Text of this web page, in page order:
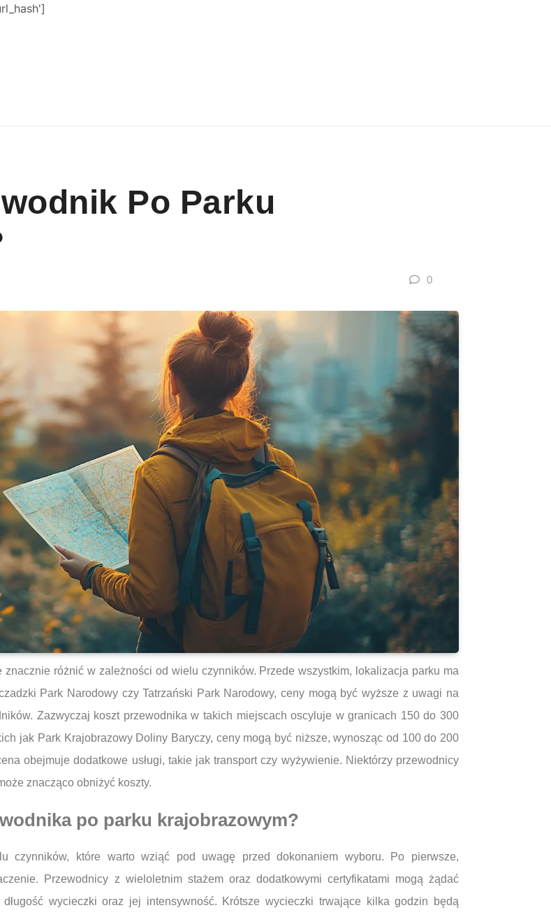
Po Parku
0
różnić w zależności od wielu czynników. Przede wszystkim, lokalizacja parku ma
Park Narodowy czy Tatrzański Park Narodowy, ceny mogą być wyższe z uwagi na
Zazwyczaj koszt przewodnika w takich miejscach oscyluje w granicach 150 do 300
jak Park Krajobrazowy Doliny Baryczy, ceny mogą być niższe, wynosząc od 100 do 200
obejmuje dodatkowe usługi, takie jak transport czy wyżywienie. Niektórzy przewodnicy
znacząco obniżyć koszty.
po parku krajobrazowym?
czynników, które warto wziąć pod uwagę przed dokonaniem wyboru. Po pierwsze,
Przewodnicy z wieloletnim stażem oraz dodatkowymi certyfikatami mogą żądać
wycieczki oraz jej intensywność. Krótsze wycieczki trwające kilka godzin będą